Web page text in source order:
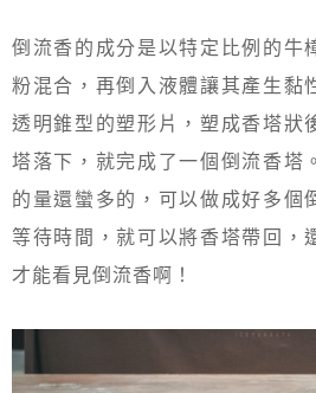
倒流香的成分是以特定比例的牛
粉混合，再倒入液體讓其產生黏
透明錐型的塑形片，塑成香塔狀
塔落下，就完成了一個倒流香塔
的量還蠻多的，可以做成好多個
等待時間，就可以將香塔帶回，
才能看見倒流香啊！